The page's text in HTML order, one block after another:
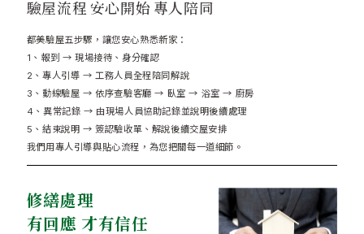
驗屋流程 安心開始 專人陪同
都美驗屋五步驟，讓您安心熟悉新家：
1、報到 → 現場接待、身分確認
2、專人引導 → 工務人員全程陪同解說
3、動線驗屋 → 依序查驗客廳 → 臥室 → 浴室 → 廚房
4、異常記錄 → 由現場人員協助記錄並說明後續處理
5、結束說明 → 簽認驗收單、解說後續交屋安排
我們用專人引導與貼心流程，為您把關每一道細節。
修繕處理
有回應 才有信任